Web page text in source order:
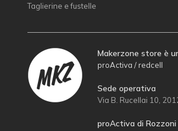
Taglierine e fustelle
Makerzone store è
proActiva / redcell
Sede operativa
Via B. Rucellai 10,
proActiva di Rozzoni